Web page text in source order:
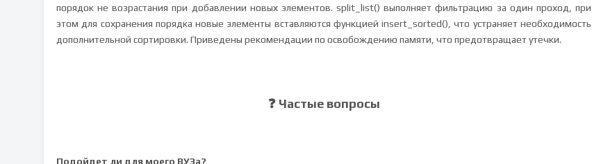
порядок не возрастания при добавлении новых элементов. split_list() выполняет фильтрацию за один проход, при
этом для сохранения порядка новые элементы вставляются функцией insert_sorted(), что устраняет необходимость
дополнительной сортировки. Приведены рекомендации по освобождению памяти, что предотвращает утечки.
❓ Частые вопросы
Подойдет ли для моего ВУЗа?